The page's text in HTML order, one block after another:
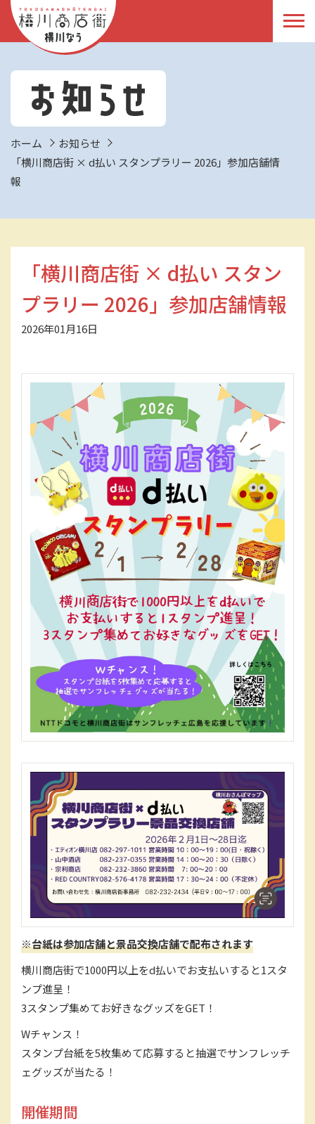
ホーム
お知らせ
「横川商店街 × d払い スタンプラリー 2026」参加店舗情
報
「横川商店街 × d払い スタン
プラリー 2026」参加店舗情報
2026年01月16日
※台紙は参加店舗と景品交換店舗で配布されます
横川商店街で1000円以上をd払いでお支払いすると1スタ
ンプ進呈！
3スタンプ集めてお好きなグッズをGET！
Wチャンス！
スタンプ台紙を5枚集めて応募すると抽選でサンフレッチ
ェグッズが当たる！
開催期間